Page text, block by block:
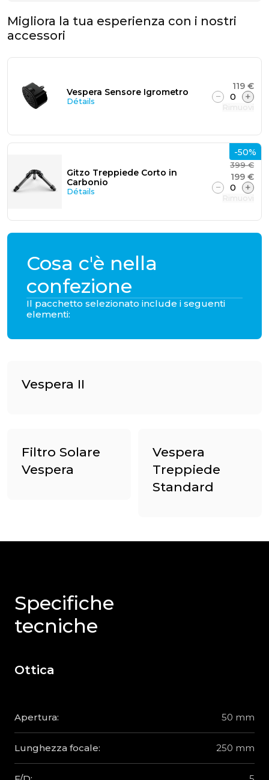
Migliora la tua esperienza con i nostri
accessori
Vespera Sensore Igrometro
Détails
119 €
− 0 +
Gitzo Treppiede Corto in
Carbonio
Détails
399 €
199 €
− 0 +
-50%
Cosa c'è nella
confezione
Il pacchetto selezionato include i seguenti
elementi:
Vespera II
Filtro Solare
Vespera
Vespera
Treppiede
Standard
Specifiche
tecniche
Ottica
Apertura: 50 mm
Lunghezza focale: 250 mm